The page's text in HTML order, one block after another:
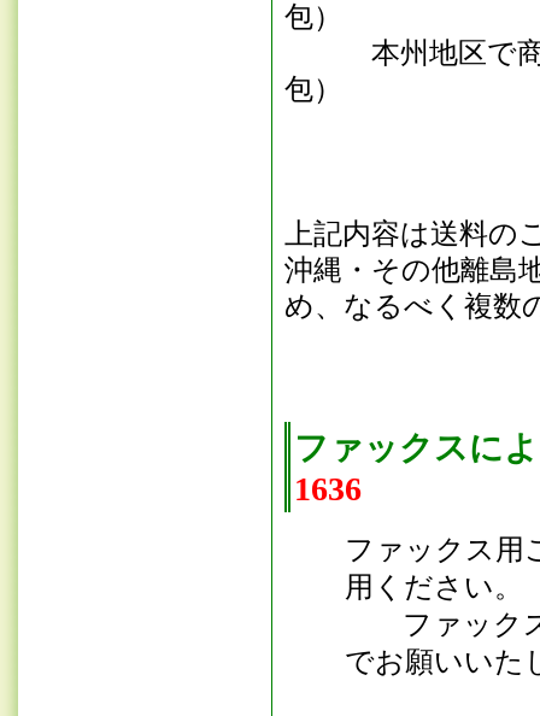
包）
本州地区で商品
包）
上記内容は送料の
沖縄・その他離島
め、なるべく複数
ファックスに
1636
ファックス用
用ください。
ファックス
でお願いいた